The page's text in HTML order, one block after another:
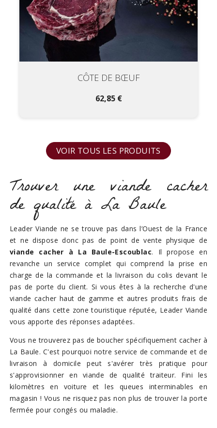
CÔTE DE BŒUF
62,85 €
VOIR TOUS LES PRODUITS
Trouver une viande cacher
de qualité à La Baule
Leader Viande ne se trouve pas dans l’Ouest de la France
et ne dispose donc pas de point de vente physique de
viande cacher à La Baule-Escoublac. Il propose en
revanche un service complet qui comprend la prise en
charge de la commande et la livraison du colis devant le
pas de porte du client. Si vous êtes à la recherche d'une
viande cacher haut de gamme et autres produits frais de
qualité dans cette zone touristique réputée, Leader Viande
vous apporte des réponses adaptées.
Vous ne trouverez pas de boucher spécifiquement cacher à
La Baule. C'est pourquoi notre service de commande et de
livraison à domicile peut s'avérer très pratique pour
s'approvisionner en viande de qualité traiteur. Fini les
kilomètres en voiture et les queues interminables en
magasin ! Vous ne risquez pas non plus de trouver la porte
fermée pour congés ou maladie.